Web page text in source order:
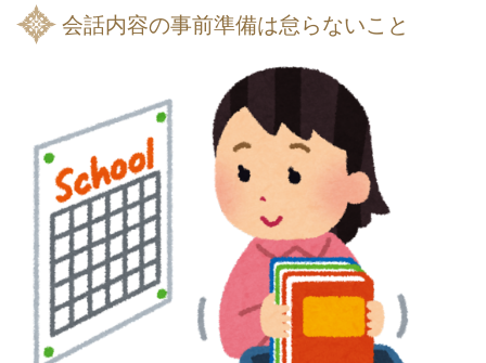
会話内容の事前準備は怠らないこと